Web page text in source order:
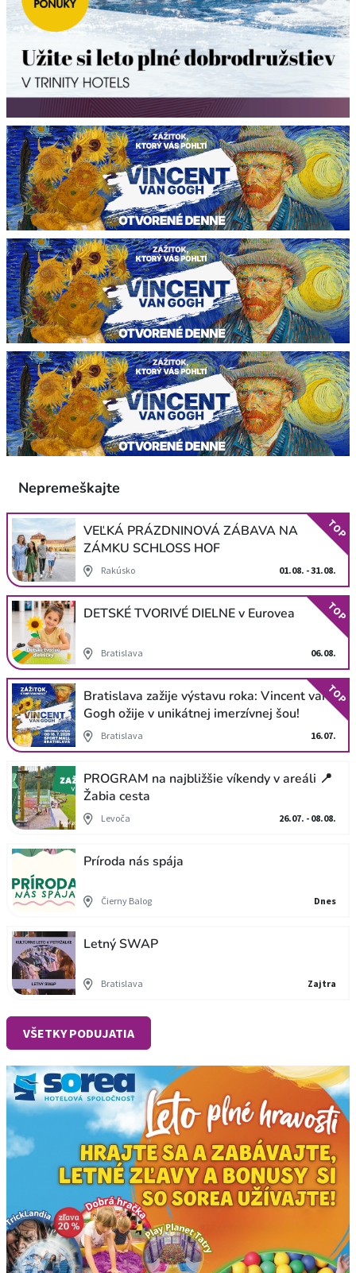
Nepremeškajte
VEĽKÁ PRÁZDNINOVÁ ZÁBAVA NA
ZÁMKU SCHLOSS HOF
Rakúsko 01.08. - 31.08.
TOP
DETSKÉ TVORIVÉ DIELNE v Eurovea
Bratislava 06.08.
TOP
Bratislava zažije výstavu roka: Vincent van
Gogh ožije v unikátnej imerzívnej šou!
Bratislava 16.07.
TOP
PROGRAM na najbližšie víkendy v areáli 📍
Žabia cesta
Levoča 26.07. - 08.08.
Príroda nás spája
Čierny Balog Dnes
Letný SWAP
Bratislava Zajtra
VŠETKY PODUJATIA